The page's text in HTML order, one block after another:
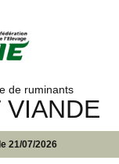
de ruminants
21/07/2026